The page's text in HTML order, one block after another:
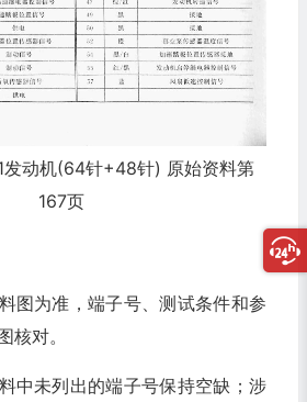
发动机(64针+48针) 原始资料第
167页
图为准，端子号、测试条件和参
核对。
中未列出的端子号保持空缺；涉